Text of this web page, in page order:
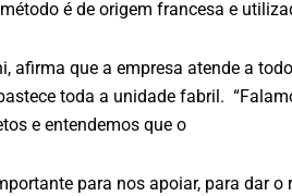
é de origem francesa e
afirma que a empresa atende a
toda a unidade fabril.
e entendemos que o
para nos apoiar, para dar